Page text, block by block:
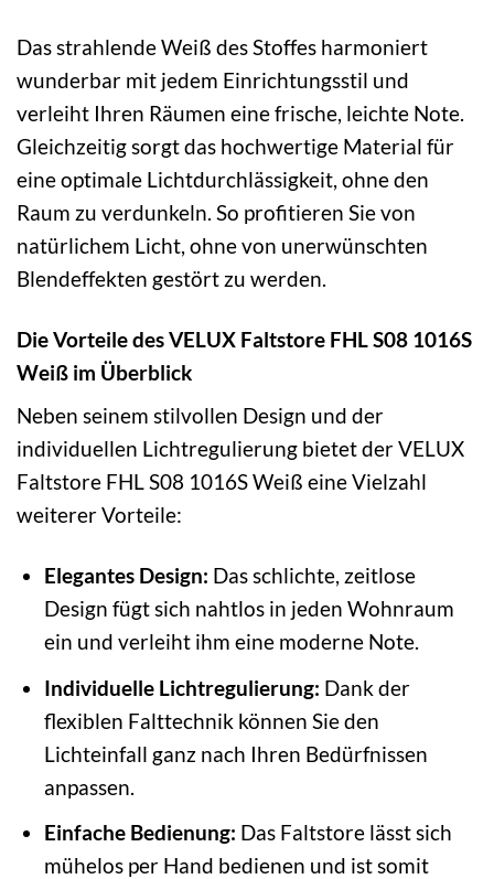
Das strahlende Weiß des Stoffes harmoniert
wunderbar mit jedem Einrichtungsstil und
verleiht Ihren Räumen eine frische, leichte Note.
Gleichzeitig sorgt das hochwertige Material für
eine optimale Lichtdurchlässigkeit, ohne den
Raum zu verdunkeln. So profitieren Sie von
natürlichem Licht, ohne von unerwünschten
Blendeffekten gestört zu werden.
Die Vorteile des VELUX Faltstore FHL S08 1016S
Weiß im Überblick
Neben seinem stilvollen Design und der
individuellen Lichtregulierung bietet der VELUX
Faltstore FHL S08 1016S Weiß eine Vielzahl
weiterer Vorteile:
Elegantes Design: Das schlichte, zeitlose
Design fügt sich nahtlos in jeden Wohnraum
ein und verleiht ihm eine moderne Note.
Individuelle Lichtregulierung: Dank der
flexiblen Falttechnik können Sie den
Lichteinfall ganz nach Ihren Bedürfnissen
anpassen.
Einfache Bedienung: Das Faltstore lässt sich
mühelos per Hand bedienen und ist somit